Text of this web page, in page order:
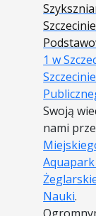
Szczecinie
1 w
Szczecinie
Swoją
nami
Nauki.